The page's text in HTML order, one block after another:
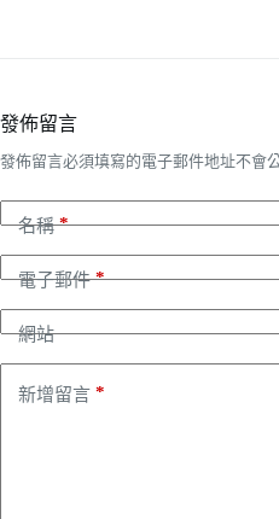
發佈留言
發佈留言必須填寫的電子郵件地址不會
名稱*
電子郵件*
網站
新增留言 *